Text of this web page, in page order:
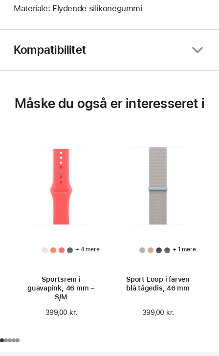
Materiale: Flydende silikonegummi
Kompatibilitet
Måske du også er interesseret i
+ 4 mere
Sportsrem i
guavapink, 46 mm –
S/M
399,00 kr.
+ 1 mere
Sport Loop i farven
blå tågedis, 46 mm
399,00 kr.